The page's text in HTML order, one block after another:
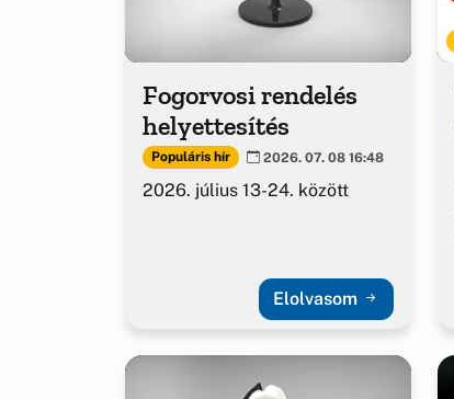
Fogorvosi rendelés
helyettesítés
Populáris hír 2026. 07. 08 16:48
2026. július 13-24. között
Elolvasom